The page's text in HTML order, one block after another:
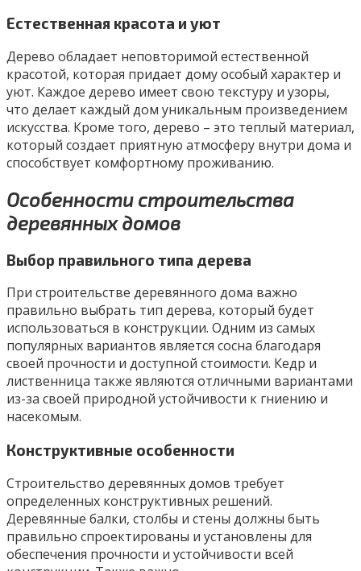
Естественная красота и уют
Дерево обладает неповторимой естественной
красотой, которая придает дому особый характер и
уют. Каждое дерево имеет свою текстуру и узоры,
что делает каждый дом уникальным произведением
искусства. Кроме того, дерево – это теплый материал,
который создает приятную атмосферу внутри дома и
способствует комфортному проживанию.
Особенности строительства
деревянных домов
Выбор правильного типа дерева
При строительстве деревянного дома важно
правильно выбрать тип дерева, который будет
использоваться в конструкции. Одним из самых
популярных вариантов является сосна благодаря
своей прочности и доступной стоимости. Кедр и
лиственница также являются отличными вариантами
из-за своей природной устойчивости к гниению и
насекомым.
Конструктивные особенности
Строительство деревянных домов требует
определенных конструктивных решений.
Деревянные балки, столбы и стены должны быть
правильно спроектированы и установлены для
обеспечения прочности и устойчивости всей